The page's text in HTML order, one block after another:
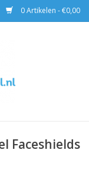
0 Artikelen - €0,00
Faceshields